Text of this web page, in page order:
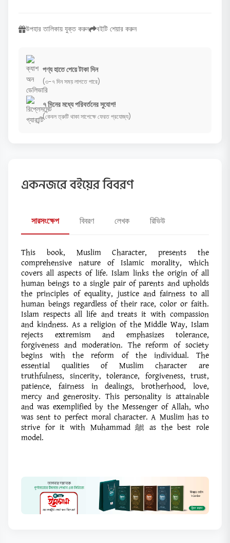
উপহার তালিকায় যুক্ত করুন বইটি শেয়ার করুন
পণ্য হাতে পেয়ে টাকা দিন
(৩-৭ দিন সময় লাগতে পারে)
৭ দিনের মধ্যে পরিবর্তনের সুযোগ!
(কেবল ত্রুটি থাকা সাপেক্ষে ফেরত প্রযোজ্য)
একনজরে বইয়ের বিবরণ
সারসংক্ষেপ বিবরণ লেখক রিভিউ
This book, Muslim Character, presents the
comprehensive nature of Islamic morality, which
covers all aspects of life. Islam links the origin of all
human beings to a single pair of parents and upholds
the principles of equality, justice and fairness to all
human beings regardless of their race, color or faith.
Islam respects all life and treats it with compassion
and kindness. As a religion of the Middle Way, Islam
rejects extremism and emphasizes tolerance,
forgiveness and moderation. The reform of society
begins with the reform of the individual. The
essential qualities of Muslim character are
truthfulness, sincerity, tolerance, forgiveness, trust,
patience, fairness in dealings, brotherhood, love,
mercy and generosity. This personality is attainable
and was exemplified by the Messenger of Allah, who
was sent to perfect moral character. A Muslim has to
strive for it with Muhammad ﷺ as the best role
model.